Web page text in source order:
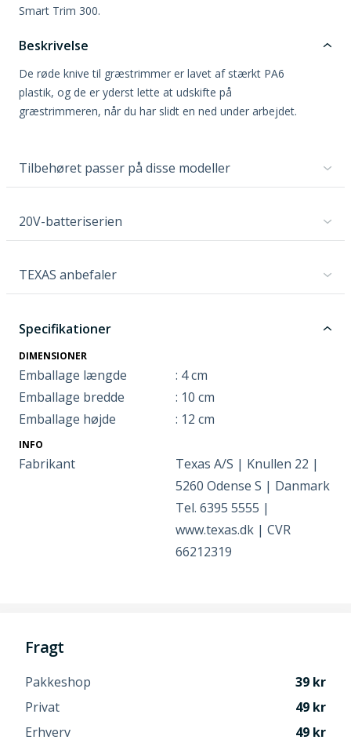
Smart Trim 300.
Beskrivelse
De røde knive til græstrimmer er lavet af stærkt PA6
plastik, og de er yderst lette at udskifte på
græstrimmeren, når du har slidt en ned under arbejdet.
Tilbehøret passer på disse modeller
20V-batteriserien
TEXAS anbefaler
Specifikationer
DIMENSIONER
Emballage længde
: 4 cm
Emballage bredde
: 10 cm
Emballage højde
: 12 cm
INFO
Fabrikant
Texas A/S | Knullen 22 |
5260 Odense S | Danmark
Tel. 6395 5555 |
www.texas.dk | CVR
66212319
Fragt
Pakkeshop
39
Privat
49
Erhverv
49